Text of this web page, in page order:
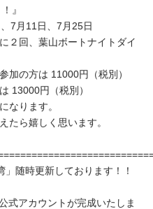
』
7月11日、7月25日
２回、葉山ボートナイトダイ
加の方は 11000円（税別）
13000円（税別）
なります。
たら嬉しく思います。
随時更新しております！！
式アカウントが完成いたしま